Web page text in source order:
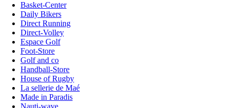
Basket-Center
Daily Bikers
Direct Running
Direct-Volley
Espace Golf
Foot-Store
Golf and co
Handball-Store
House of Rugby
La sellerie de Maé
Made in Paradis